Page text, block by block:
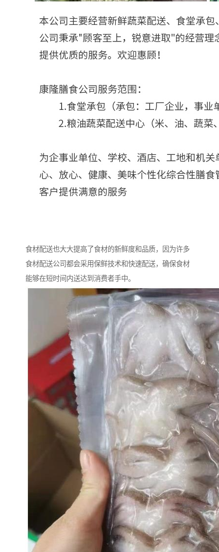
食材配送也大大提高了食材的新鲜度和品质，因为许多
食材配送公司都会采用保鲜技术和快速配送，确保食材
能够在短时间内送达到消费者手中。